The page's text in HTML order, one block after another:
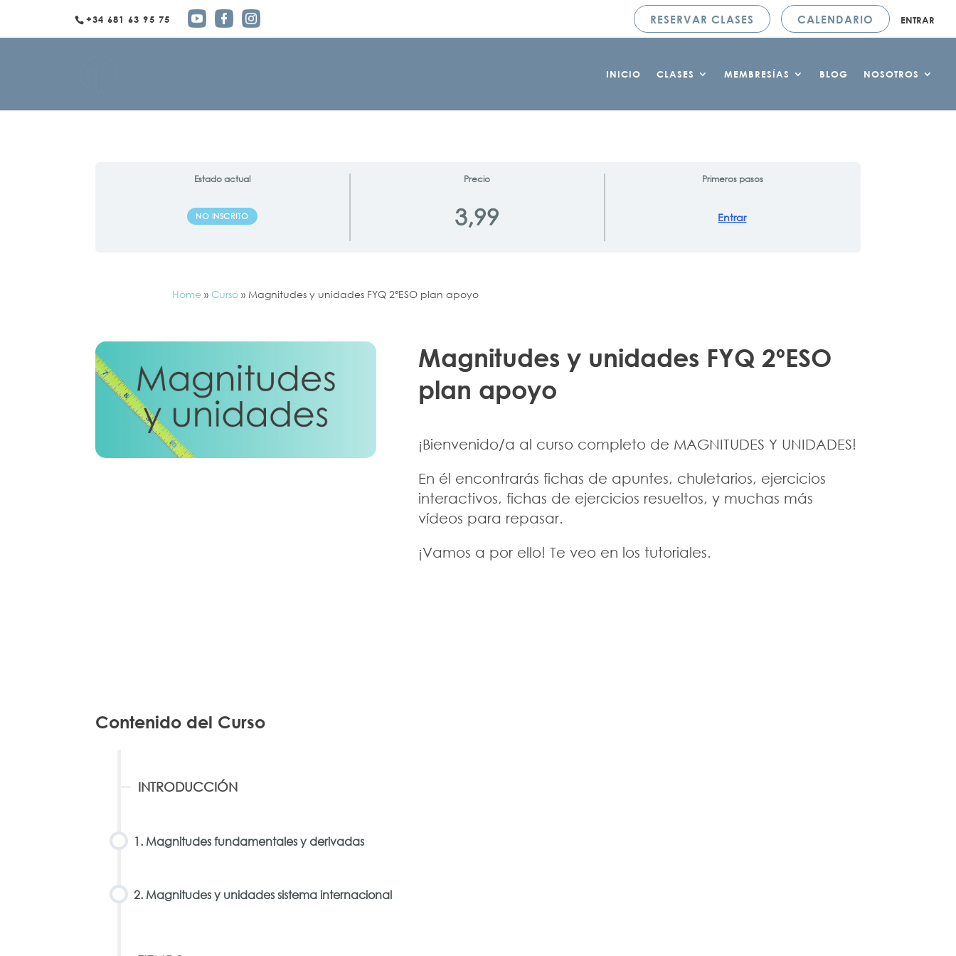
+34 681 63 95 75 RESERVAR CLASES CALENDARIO ENTRAR
INICIO CLASES MEMBRESÍAS BLOG NOSOTROS
Estado actual
NO INSCRITO
Precio
3,99
Primeros pasos
Entrar
Home» Curso» Magnitudes y unidades FYQ 2ºESO plan apoyo
Magnitudes y unidades FYQ 2ºESO
plan apoyo
¡Bienvenido/a al curso completo de MAGNITUDES Y UNIDADES!
En él encontrarás fichas de apuntes, chuletarios, ejercicios
interactivos, fichas de ejercicios resueltos, y muchas más
vídeos para repasar.
¡Vamos a por ello! Te veo en los tutoriales.
Contenido del Curso
INTRODUCCIÓN
1. Magnitudes fundamentales y derivadas
2. Magnitudes y unidades sistema internacional